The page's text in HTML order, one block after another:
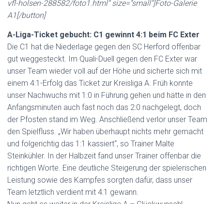
vfl-holsen-288582/foto1.html“ size=“small“]Foto-Galerie
A1[/button]
A-Liga-Ticket gebucht: C1 gewinnt 4:1 beim FC Exter
Die C1 hat die Niederlage gegen den SC Herford offenbar
gut weggesteckt. Im Quali-Duell gegen den FC Exter war
unser Team wieder voll auf der Höhe und sicherte sich mit
einem 4:1-Erfolg das Ticket zur Kreisliga A. Früh konnte
unser Nachwuchs mit 1:0 in Führung gehen und hätte in den
Anfangsminuten auch fast noch das 2:0 nachgelegt, doch
der Pfosten stand im Weg. Anschließend verlor unser Team
den Spielfluss. „Wir haben überhaupt nichts mehr gemacht
und folgerichtig das 1:1 kassiert“, so Trainer Malte
Steinkühler. In der Halbzeit fand unser Trainer offenbar die
richtigen Worte. Eine deutliche Steigerung der spielerischen
Leistung sowie des Kampfes sorgten dafür, dass unser
Team letztlich verdient mit 4:1 gewann.